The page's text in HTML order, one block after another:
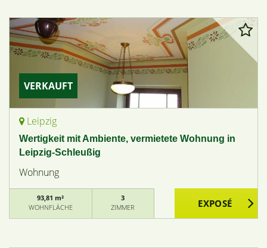
VERKAUFT
Leipzig
Wertigkeit mit Ambiente, vermietete Wohnung in
Leipzig-Schleußig
Wohnung
93,81 m²
WOHNFLÄCHE
3
ZIMMER